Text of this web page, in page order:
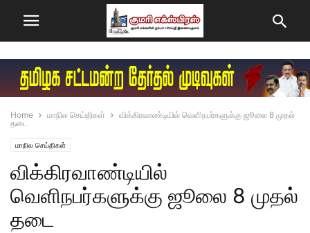
Home மாநில செய்திகள்
விக்கிரவாண்டியில் வெளிநபர்களுக்கு ஜூலை 8 முதல்
தடை
மாநில செய்திகள்
விக்கிரவாண்டியில்
வெளிநபர்களுக்கு ஜூலை 8 முதல்
தடை